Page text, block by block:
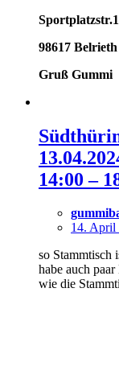
Sportplatzstr.1
98617 Belrieth
Gruß Gummi
14:00 –
14. April
so Stammtisch
habe auch
wie die